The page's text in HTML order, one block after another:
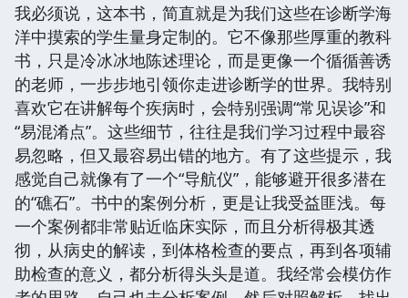
我必须说，这本书，简直就是为我们这些在诊断学海
洋中摸索的学生量身定制的。它不像那些厚重的教科
书，只是冷冰冰地陈述理论，而是更像一个循循善诱
的老师，一步步地引领你走进诊断学的世界。我特别
喜欢它在讲解每个疾病时，会特别强调“常见误诊”和
“易混淆点”。这些细节，往往是我们学习过程中最容
易忽略，但又最容易出错的地方。有了这些提示，我
感觉自己就像有了一个“导航仪”，能够避开很多潜在
的“礁石”。书中的案例分析，更是让我受益匪浅。每
一个案例都非常贴近临床实际，而且分析得极其透
彻，从病史的解读，到体格检查的要点，再到各项辅
助检查的意义，都分析得头头是道。我经常会模仿作